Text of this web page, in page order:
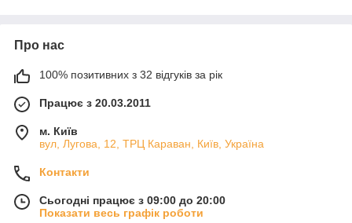
Про нас
100% позитивних з 32 відгуків за рік
Працює з 20.03.2011
м. Київ
вул, Лугова, 12, ТРЦ Караван, Київ, Україна
Контакти
Сьогодні працює з 09:00 до 20:00
Показати весь графік роботи